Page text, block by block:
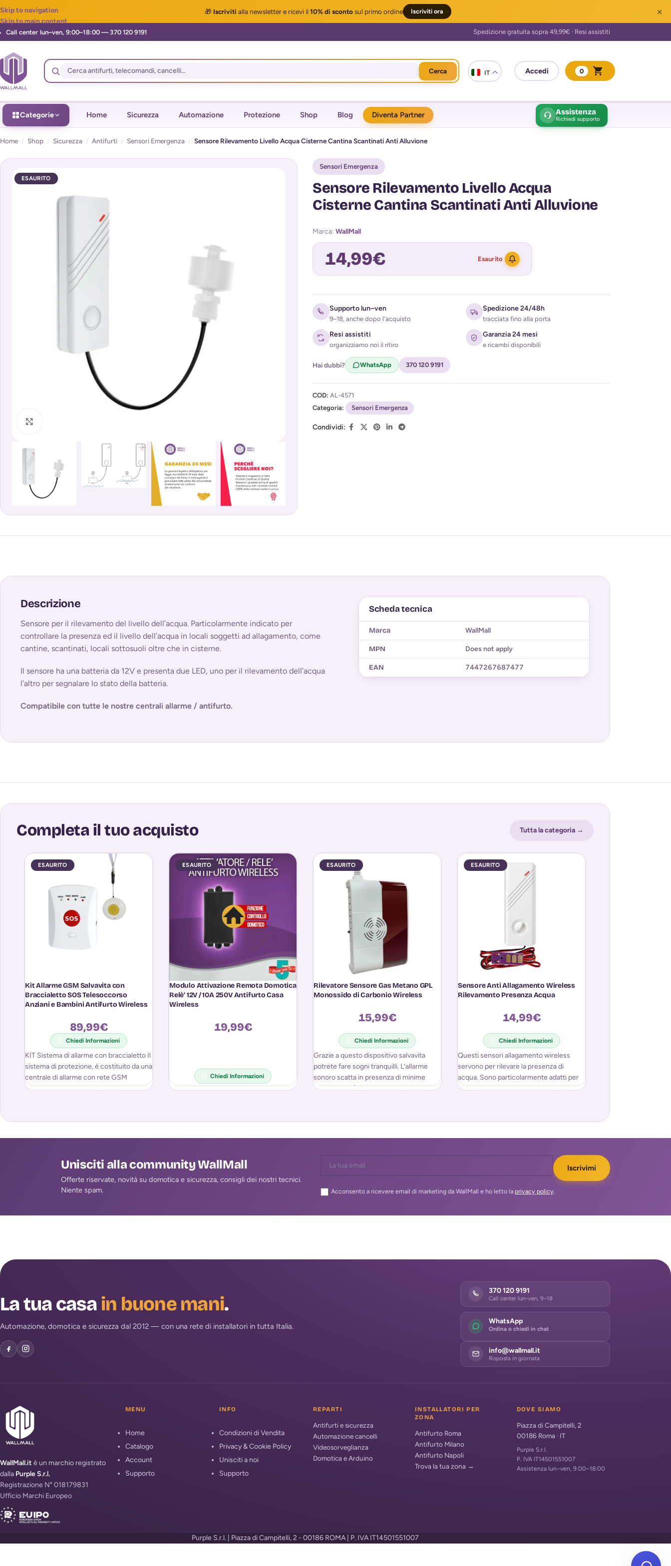
🎁 Iscriviti alla newslettere ricevi il 10% di scontosul primo ordine Iscriviti ora ×
Skip to navigation
Skip to main content
Cerca IT 0
Categorie Home Sicurezza Automazione Protezione Shop Blog Diventa Partner Assistenza
Richiedi supporto
Home / Shop / Sicurezza / Antifurti / Sensori Emergenza / Sensore Rilevamento Livello Acqua Cisterne Cantina Scantinati Anti Alluvione
ESAURITO
Sensori Emergenza
Sensore Rilevamento Livello Acqua
Cisterne Cantina Scantinati Anti Alluvione
Marca: WallMall
14,99€ Esaurito
Acconsento al trattamento dei miei dati per ricevere l'avviso di disponibilità
(Privacy Policy )
Supporto lun–ven
9–18, anche dopo l'acquisto
Spedizione 24/48h
tracciata fino alla porta
Resi assistiti
organizziamo noi il ritiro
Garanzia 24 mesi
e ricambi disponibili
Hai dubbi? WhatsApp 370 120 9191
COD: AL-4571
Categoria:
Sensori Emergenza
Condividi:
Descrizione
Sensore per il rilevamento del livello dell’acqua. Particolarmente indicato per
controllare la presenza ed il livello dell’acqua in locali soggetti ad allagamento, come
cantine, scantinati, locali sottosuoli oltre che in cisterne.
Il sensore ha una batteria da 12V e presenta due LED, uno per il rilevamento dell’acqua
l’altro per segnalare lo stato della batteria.
Compatibile con tutte le nostre centrali allarme / antifurto.
Scheda tecnica
Marca WallMall
MPN Does not apply
EAN 7447267687477
Completa il tuo acquisto Tutta la categoria →
ESAURITO
Kit Allarme GSM Salvavita con
Braccialetto SOS Telesoccorso
Anziani e Bambini Antifurto Wireless
89,99€
Chiedi Informazioni
KIT Sistema di allarme con braccialetto Il
sistema di protezione, è costituito da una
centrale di allarme con rete GSM
ESAURITO
Modulo Attivazione Remota Domotica
Relè’ 12V / 10A 250V Antifurto Casa
Wireless
19,99€
Chiedi Informazioni
ESAURITO
Rilevatore Sensore Gas Metano GPL
Monossido di Carbonio Wireless
15,99€
Chiedi Informazioni
Grazie a questo dispositivo salvavita
potrete fare sogni tranquilli. L’allarme
sonoro scatta in presenza di minime
fughe di gas (Metano,GPL
ESAURITO
Sensore Anti Allagamento Wireless
Rilevamento Presenza Acqua
14,99€
Chiedi Informazioni
Questi sensori allagamento wireless
servono per rilevare la presenza di
acqua. Sono particolarmente adatti per
controllare locali dove vi può
Unisciti alla community WallMall
Offerte riservate, novità su domotica e sicurezza, consigli dei nostri tecnici.
Niente spam.
Iscrivimi
Acconsento a ricevere email di marketing da WallMall e ho letto la privacy policy
La tua casa in buone mani.
Automazione, domotica e sicurezza dal 2012 — con una rete di installatori in tutta Italia.
370 120 9191
Call center lun–ven, 9–18
WhatsApp
Ordina o chiedi in chat
info@wallmall.it
Risposta in giornata
WallMall.it è un marchio registrato
dalla Purple S.r.l.
Registrazione N° 018179831
Ufficio Marchi Europeo
MENU
Home
Catalogo
Account
Supporto
INFO
Condizioni di Vendita
Privacy & Cookie Policy
Unisciti a noi
Supporto
REPARTI
Antifurti e sicurezza
Automazione cancelli
Videosorveglianza
Domotica e Arduino
INSTALLATORI PER
ZONA
Antifurto Roma
Antifurto Milano
Antifurto Napoli
Trova la tua zona →
DOVE SIAMO
Piazza di Campitelli, 2
00186 Roma · IT
Purple S.r.l.
P. IVA IT14501551007
Assistenza lun–ven, 9:00–18:00
Purple S.r.l. | Piazza di Campitelli, 2 - 00186 ROMA | P. IVA IT14501551007